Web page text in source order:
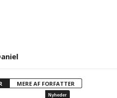
MERE AF FORFATTER
Nyheder